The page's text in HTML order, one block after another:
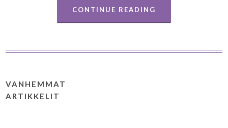
CONTINUE READING
VANHEMMAT
ARTIKKELIT